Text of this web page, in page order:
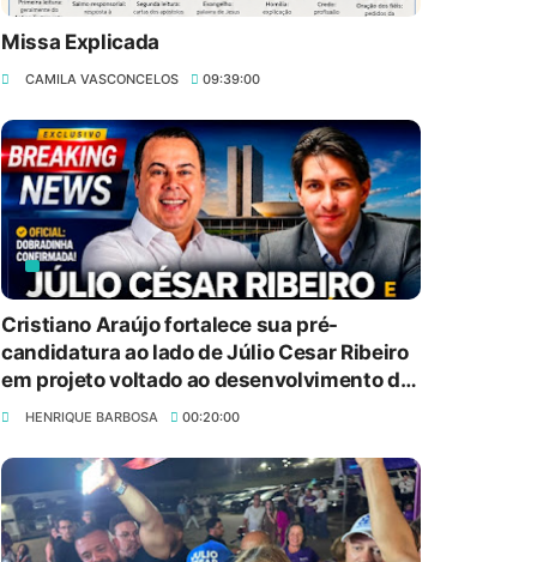
Missa Explicada
CAMILA VASCONCELOS 09:39:00
Cristiano Araújo fortalece sua pré-
candidatura ao lado de Júlio Cesar Ribeiro
em projeto voltado ao desenvolvimento de
Brasília
HENRIQUE BARBOSA 00:20:00
Missilene Xavier comanda edição do
Atualizando com nomes da saúde,
8/7/2026
Aplicativo moderniza operações entre